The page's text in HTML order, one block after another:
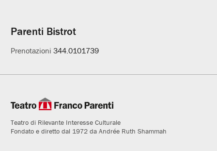
Parenti Bistrot
Prenotazioni344.0101739
Teatro di Rilevante Interesse Culturale
Fondato e diretto dal 1972 da Andrée Ruth Shammah